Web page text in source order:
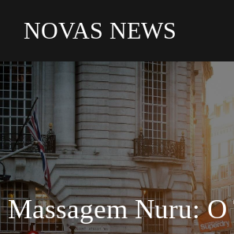
NOVAS NEWS
Massagem Nuru: O